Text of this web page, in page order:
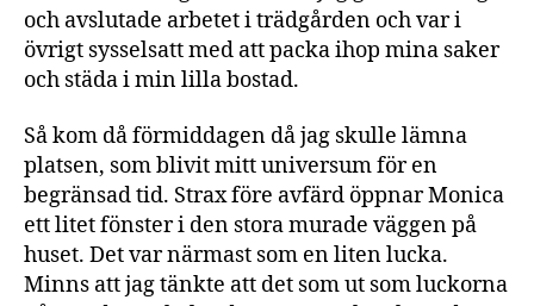
och avslutade arbetet i trädgården och var i
övrigt sysselsatt med att packa ihop mina saker
och städa i min lilla bostad.
Så kom då förmiddagen då jag skulle lämna
platsen, som blivit mitt universum för en
begränsad tid. Strax före avfärd öppnar Monica
ett litet fönster i den stora murade väggen på
huset. Det var närmast som en liten lucka.
Minns att jag tänkte att det som ut som luckorna